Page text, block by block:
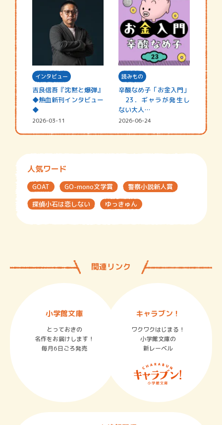
インタビュー
吉良信吾『沈黙と爆弾』
◆熱血新刊インタビュー
◆
2026-03-11
読みもの
辛酸なめ子「お金入門」
23．ギャラが発生し
ない大人…
2026-06-24
人気ワード
GOAT GO-mono文学賞
警察小説新人賞
探偵小石は恋しない
ゆっきゅん
関連リンク
小学館文庫
とっておきの
名作をお届けします！
毎月6日ごろ発売
キャラブン！
ワクワクはじまる！
小学館文庫の
新レーベル